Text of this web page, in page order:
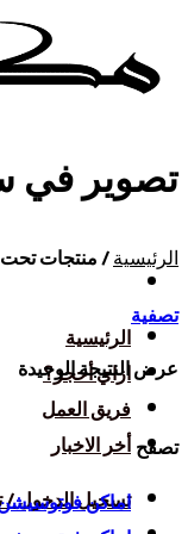
للمحتوى
الرئيسية
ازاي أحجز؟
فريق العمل
أخر الاخبار
تسجيل الدخول
تصوير في
الرئيسية/منتجات
تصفية
عرض النتيجة الوحيدة
تصفح
اماكن